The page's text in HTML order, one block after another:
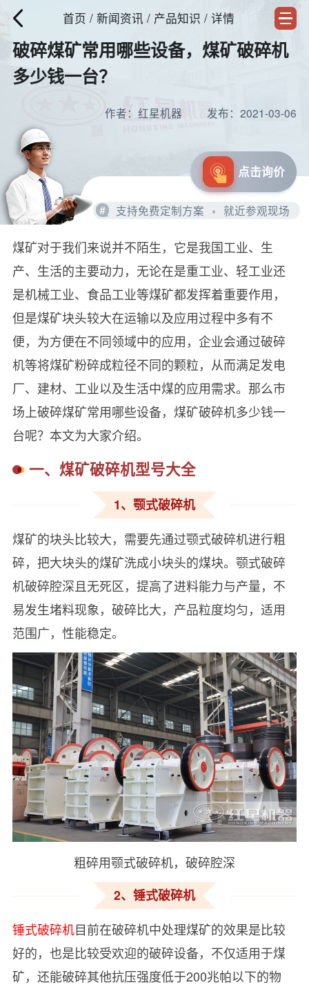
首页 / 新闻资讯 / 产品知识 / 详情
破碎煤矿常用哪些设备，煤矿破碎机
多少钱一台？
作者：红星机器 发布：2021-03-06
点击询价
# 支持免费定制方案 就近参观现场
煤矿对于我们来说并不陌生，它是我国工业、生
产、生活的主要动力，无论在是重工业、轻工业还
是机械工业、食品工业等煤矿都发挥着重要作用，
但是煤矿块头较大在运输以及应用过程中多有不
便，为方便在不同领域中的应用，企业会通过破碎
机等将煤矿粉碎成粒径不同的颗粒，从而满足发电
厂、建材、工业以及生活中煤的应用需求。那么市
场上破碎煤矿常用哪些设备，煤矿破碎机多少钱一
台呢？本文为大家介绍。
一、煤矿破碎机型号大全
1、颚式破碎机
煤矿的块头比较大，需要先通过颚式破碎机进行粗
碎，把大块头的煤矿洗成小块头的煤块。颚式破碎
机破碎腔深且无死区，提高了进料能力与产量，不
易发生堵料现象，破碎比大，产品粒度均匀，适用
范围广，性能稳定。
粗碎用颚式破碎机，破碎腔深
2、锤式破碎机
锤式破碎机目前在破碎机中处理煤矿的效果是比较
好的，也是比较受欢迎的破碎设备，不仅适用于煤
矿，还能破碎其他抗压强度低于200兆帕以下的物